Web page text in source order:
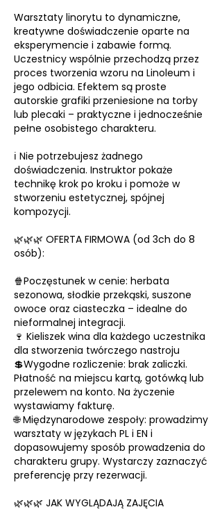
Warsztaty linorytu to dynamiczne,
kreatywne doświadczenie oparte na
eksperymencie i zabawie formą.
Uczestnicy wspólnie przechodzą przez
proces tworzenia wzoru na Linoleum i
jego odbicia. Efektem są proste
autorskie grafiki przeniesione na torby
lub plecaki – praktyczne i jednocześnie
pełne osobistego charakteru.
ℹ️ Nie potrzebujesz żadnego
doświadczenia. Instruktor pokaże
technikę krok po kroku i pomoże w
stworzeniu estetycznej, spójnej
kompozycji.
🌿🌿🌿 OFERTA FIRMOWA (od 3ch do 8
osób):
🍿Poczęstunek w cenie: herbata
sezonowa, słodkie przekąski, suszone
owoce oraz ciasteczka – idealne do
nieformalnej integracji.
🍷 Kieliszek wina dla każdego uczestnika
dla stworzenia twórczego nastroju
💲Wygodne rozliczenie: brak zaliczki.
Płatność na miejscu kartą, gotówką lub
przelewem na konto. Na życzenie
wystawiamy fakturę.
🌐 Międzynarodowe zespoły: prowadzimy
warsztaty w językach PL i EN i
dopasowujemy sposób prowadzenia do
charakteru grupy. Wystarczy zaznaczyć
preferencję przy rezerwacji.
🌿🌿🌿 JAK WYGLĄDAJĄ ZAJĘCIA